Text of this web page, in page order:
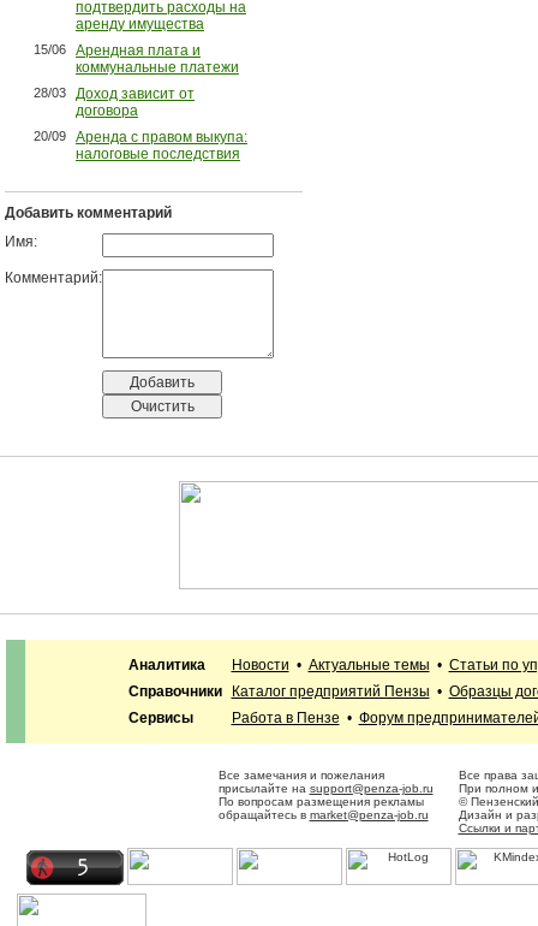
подтвердить расходы на
аренду имущества
15/06
Арендная плата и
коммунальные платежи
28/03
Доход зависит от
договора
20/09
Аренда с правом выкупа:
налоговые последствия
Добавить комментарий
Имя:
Комментарий:
Аналитика Новости • Актуальные темы • Статьи по
Справочники
Каталог предприятий Пензы • Образцы
Сервисы
Работа в Пензе • Форум
Все замечания и пожелания
присылайте на support@penza-job.ru
По вопросам размещения рекламы
обращайтесь в market@penza-job.ru
Все права
При полном
©
Дизайн и
Ссылки и